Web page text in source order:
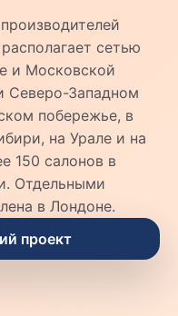
сетью
и Московской
Северо-Западном
побережье, в
на Урале и на
150 салонов в
Отдельными
в Лондоне.
проект